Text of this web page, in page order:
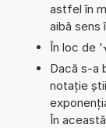
astfel în
aibă sens
În loc de
Dacă s-a
notație
În